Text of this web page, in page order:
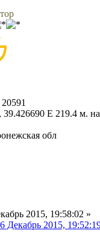
39.426690 E 219.4 м.
обл
2015, 19:58:02 »
Декабрь 2015,